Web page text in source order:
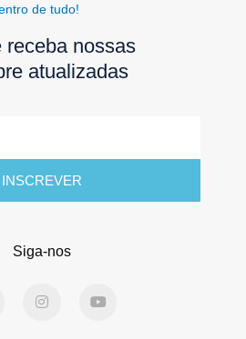
de tudo!
receba nossas
atualizadas
INSCREVER
Siga-nos
n
o